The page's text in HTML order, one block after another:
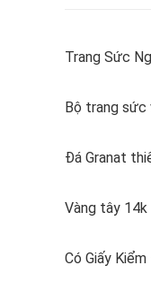
Trang Sức
Bộ trang sức
Đá Granat
Vàng tây 14k
Có Giấy